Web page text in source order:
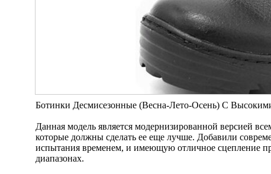
Ботинки Десмисезонные (Весна-Лето-Осень) С
Данная модель является модернизированной версией
которые должны сделать ее еще лучше. Добавили
испытания временем, и имеющую отличное сцепление
диапазонах.